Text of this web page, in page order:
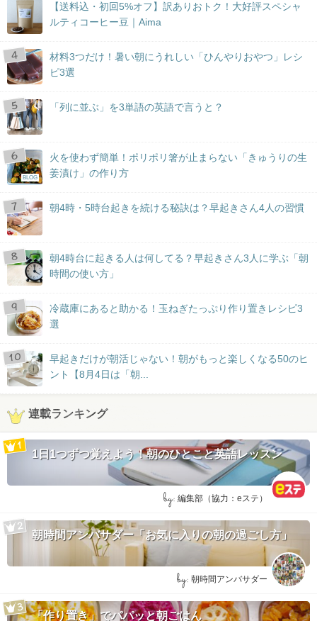
【送料込・初回5%オフ】訳ありおトク！大好評スペシャ
ルティコーヒー豆｜Aima
材料3つだけ！暑い朝にうれしい「ひんやりおやつ」レシ
ピ3選
「列に並ぶ」を3単語の英語で言うと？
BLOG
火を使わず簡単！ポリポリ箸が止まらない「きゅうりの生
姜漬け」の作り方
朝4時・5時台起きを続ける秘訣は？早起きさん4人の習慣
朝4時台に起きる人は何してる？早起きさん3人に学ぶ「朝
時間の使い方」
冷蔵庫にあると助かる！玉ねぎたっぷり作り置きレシピ3
選
早起きだけが朝活じゃない！朝がもっと楽しくなる50のヒ
ント【8月4日は「朝...
連載ランキング
1日1つずつ覚えよう！朝のひとこと英語レッスン
by: 編集部（協力：eステ）
朝時間アンバサダー「お気に入りの朝の過ごし方」
by: 朝時間アンバサダー
「作り置き」でパパッと朝ごはん